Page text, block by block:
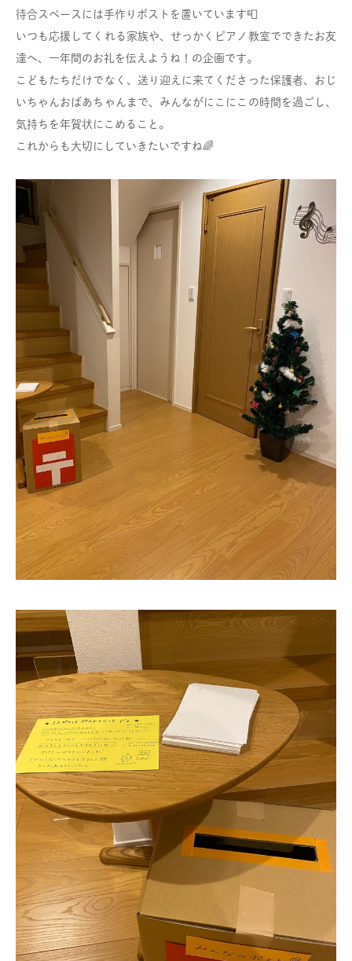
待合スペースには手作りポストを置いています📮
いつも応援してくれる家族や、せっかくピアノ教室でできたお友
達へ、一年間のお礼を伝えようね！の企画です。
こどもたちだけでなく、送り迎えに来てくださった保護者、おじ
いちゃんおばあちゃんまで、みんながにこにこの時間を過ごし、
気持ちを年賀状にこめること。
これからも大切にしていきたいですね🌈